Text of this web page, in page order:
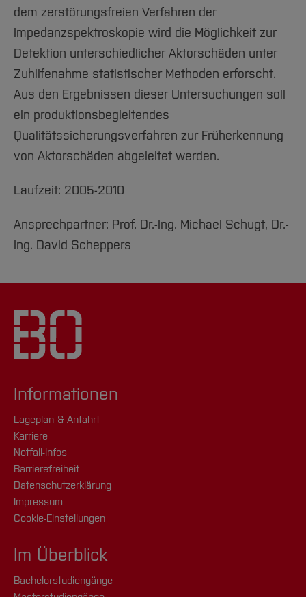
dem zerstörungsfreien Verfahren der
Impedanzspektroskopie wird die Möglichkeit zur
Detektion unterschiedlicher Aktorschäden unter
Zuhilfenahme statistischer Methoden erforscht.
Aus den Ergebnissen dieser Untersuchungen soll
ein produktionsbegleitendes
Qualitätssicherungsverfahren zur Früherkennung
von Aktorschäden abgeleitet werden.
Laufzeit: 2005-2010
Ansprechpartner: Prof. Dr.-Ing. Michael Schugt, Dr.-
Ing. David Scheppers
Informationen
Lageplan & Anfahrt
Karriere
Notfall-Infos
Barrierefreiheit
Datenschutzerklärung
Impressum
Cookie-Einstellungen
Im Überblick
Bachelorstudiengänge